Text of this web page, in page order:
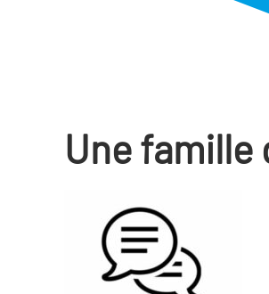
Une famille